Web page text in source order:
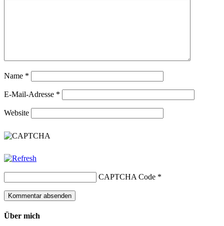
Name *
E-Mail-Adresse *
Website
CAPTCHA Code *
Über mich